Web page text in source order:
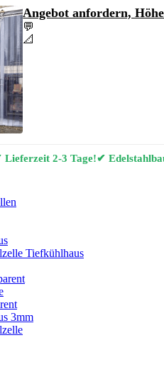
Angebot anfordern,
💬
📐
Lieferzeit 2-3 Tage!✔
Tiefkühlhaus
3mm